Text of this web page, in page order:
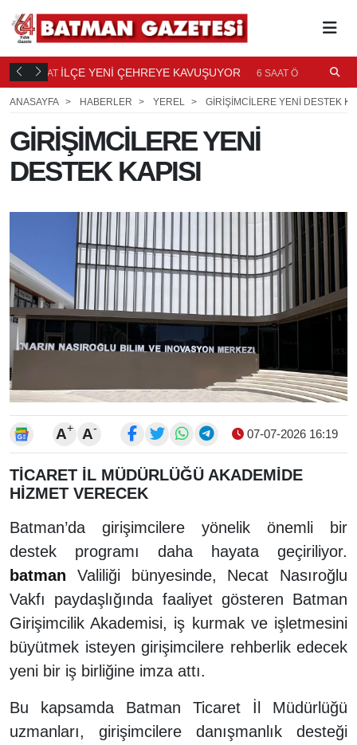
6 SAAT İLÇE YENİ ÇEHREYE KAVUŞUYOR 6 SAAT ÖNCE
ANASAYFA
HABERLER YEREL GİRİŞİMCİLERE YENİ DESTEK
GİRİŞİMCİLERE YENİ
DESTEK KAPISI
A+ A- 07-07-2026 16:19
TİCARET İL MÜDÜRLÜĞÜ AKADEMİDE
HİZMET VERECEK
Batman’da girişimcilere yönelik önemli bir
destek programı daha hayata geçiriliyor.
batman Valiliği bünyesinde, Necat Nasıroğlu
Vakfı paydaşlığında faaliyet gösteren Batman
Girişimcilik Akademisi, iş kurmak ve işletmesini
büyütmek isteyen girişimcilere rehberlik edecek
yeni bir iş birliğine imza attı.
Bu kapsamda Batman Ticaret İl Müdürlüğü
uzmanları, girişimcilere danışmanlık desteği